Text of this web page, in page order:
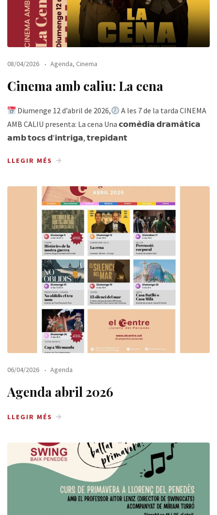
08/04/2026 Agenda, Cinema
Cinema amb caliu: La cena
Diumenge 12 d’abril de 2026,
A les 7 de la tarda CINEMA
AMB CALIU presenta: La cena Una 𝗰𝗼𝗺𝗲̀𝗱𝗶𝗮 𝗱𝗿𝗮𝗺𝗮̀𝘁𝗶𝗰𝗮
𝗮𝗺𝗯 𝘁𝗼𝗰𝘀 𝗱’𝗶𝗻𝘁𝗿𝗶𝗴𝗮, 𝘁𝗿𝗲𝗽𝗶𝗱𝗮𝗻𝘁
LLEGIR MÉS
06/04/2026 Agenda
Agenda abril 2026
LLEGIR MÉS